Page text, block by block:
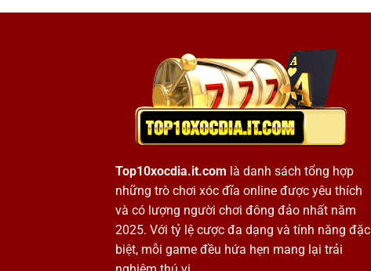
Top10xocdia.it.com là danh sách tổng hợp
những trò chơi xóc đĩa online được yêu thích
và có lượng người chơi đông đảo nhất năm
2025. Với tỷ lệ cược đa dạng và tính năng đặc
biệt, mỗi game đều hứa hẹn mang lại trải